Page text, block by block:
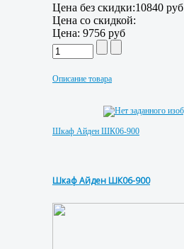
Цена без скидки:10840 руб
Цена со скидкой:
Цена: 9756 руб
Описание товара
Шкаф Айден ШК06-900
Шкаф Айден ШК06-900